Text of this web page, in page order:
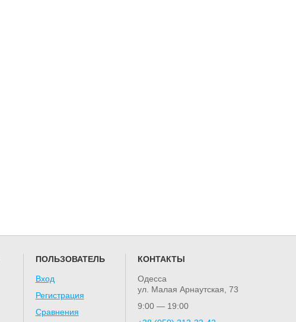
ПОЛЬЗОВАТЕЛЬ
Вход
Регистрация
Сравнения
КОНТАКТЫ
Одесса
ул. Малая Арнаутская, 73
9:00 — 19:00